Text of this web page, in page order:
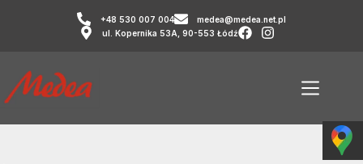
+48 530 007 004
medea@medea.net.pl
ul. Kopernika 53A, 90-553 Łódź